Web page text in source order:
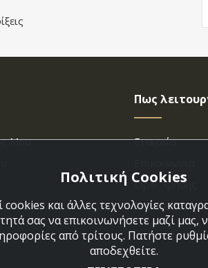
Μου
Πως
Εταιρεία
Όροι Χρήσης
Πολιτική
Πολιτική Cookies
και άλλες τεχνολογίες
σας να επικοινωνήσετε μαζί μας,
από τρίτους. Πατήστε
αποδεχθείτε.